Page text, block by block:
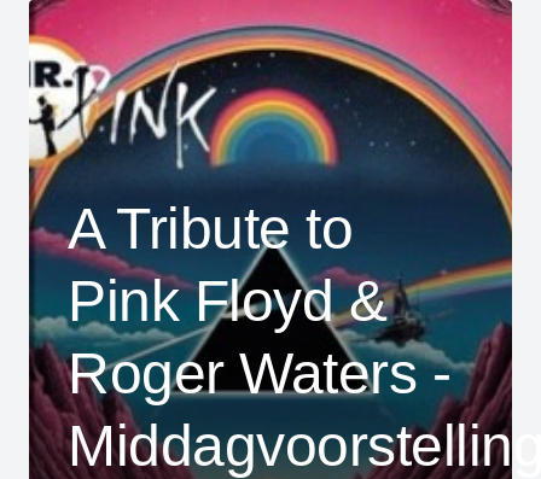
A Tribute to
Pink Floyd &
Roger Waters -